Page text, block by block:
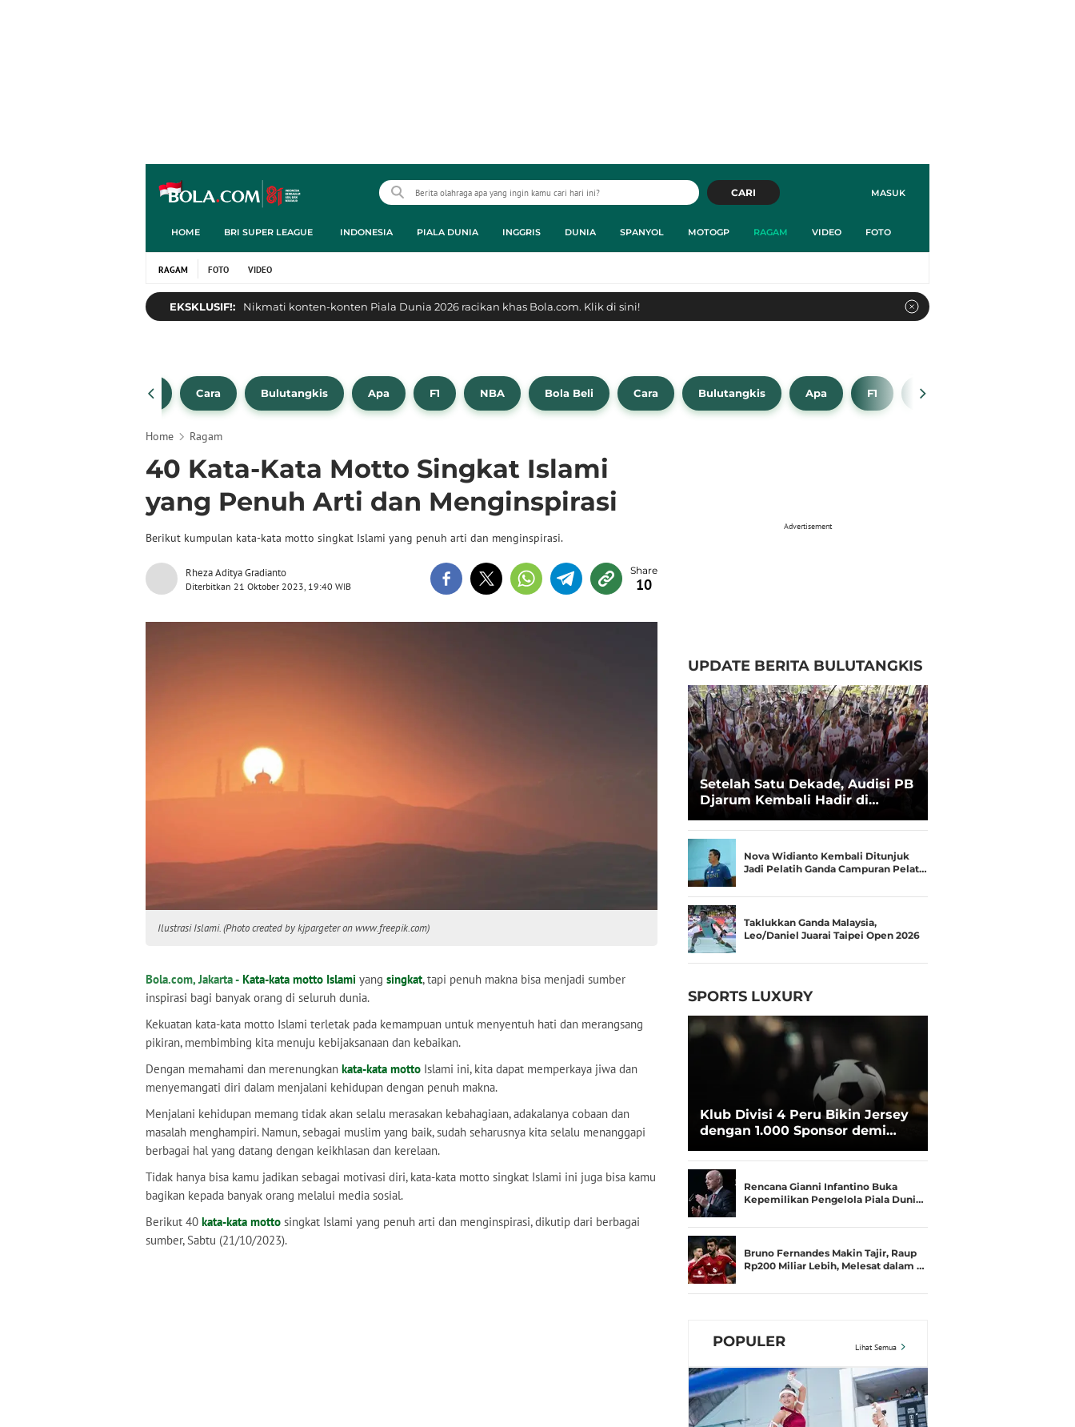
MASUK
CARI
HOME BRI SUPER LEAGUE INDONESIA PIALA DUNIA INGGRIS DUNIA SPANYOL MOTOGP RAGAM VIDEO FOTO
RAGAM FOTO VIDEO
EKSKLUSIF!: Nikmati konten-konten Piala Dunia 2026 racikan khas Bola.com. Klik di sini!
Bola Beli Cara Bulutangkis Apa F1 NBA Bola Beli Cara Bulutangkis Apa F1 NBA
Home Ragam
40 Kata-Kata Motto Singkat Islami
yang Penuh Arti dan Menginspirasi
Berikut kumpulan kata-kata motto singkat Islami yang penuh arti dan menginspirasi.
Rheza Aditya Gradianto
Diterbitkan 21 Oktober 2023, 19:40 WIB 10
Ilustrasi Islami. (Photo created by kjpargeter on www.freepik.com)
Bola.com, Jakarta - Kata-kata motto Islami yang singkat, tapi penuh makna bisa menjadi sumber
inspirasi bagi banyak orang di seluruh dunia.
Kekuatan kata-kata motto Islami terletak pada kemampuan untuk menyentuh hati dan merangsang
pikiran, membimbing kita menuju kebijaksanaan dan kebaikan.
Dengan memahami dan merenungkan kata-kata motto Islami ini, kita dapat memperkaya jiwa dan
menyemangati diri dalam menjalani kehidupan dengan penuh makna.
Menjalani kehidupan memang tidak akan selalu merasakan kebahagiaan, adakalanya cobaan dan
masalah menghampiri. Namun, sebagai muslim yang baik, sudah seharusnya kita selalu menanggapi
berbagai hal yang datang dengan keikhlasan dan kerelaan.
Tidak hanya bisa kamu jadikan sebagai motivasi diri, kata-kata motto singkat Islami ini juga bisa kamu
bagikan kepada banyak orang melalui media sosial.
Berikut 40 kata-kata motto singkat Islami yang penuh arti dan menginspirasi, dikutip dari berbagai
sumber, Sabtu (21/10/2023).
Advertisement
UPDATE BERITA BULUTANGKIS
Setelah Satu Dekade, Audisi PB
Djarum Kembali Hadir di
Talenta Super
Nova Widianto Kembali Ditunjuk
Jadi Pelatih Ganda Campuran Pelat…
Taklukkan Ganda Malaysia,
Leo/Daniel Juarai Taipei Open 2026
SPORTS LUXURY
Klub Divisi 4 Peru Bikin Jersey
dengan 1.000 Sponsor demi
Rencana Gianni Infantino Buka
Kepemilikan Pengelola Piala Duni…
Bruno Fernandes Makin Tajir, Raup
Rp200 Miliar Lebih, Melesat dalam …
POPULER Lihat Semua